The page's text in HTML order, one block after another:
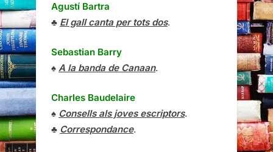
Agustí Bartra
♣ El gall canta per tots dos.
Sebastian Barry
♠ A la banda de Canaan.
Charles Baudelaire
♠ Consells als joves escriptors.
♣ Correspondance.